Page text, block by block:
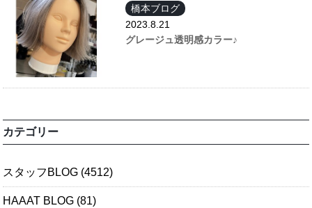
橋本ブログ
2023.8.21
グレージュ透明感カラー♪
カテゴリー
スタッフBLOG (4512)
HAAAT BLOG (81)